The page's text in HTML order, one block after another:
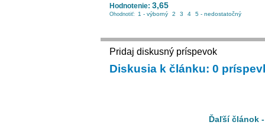
Hodnotenie: 3,65
Ohodnotiť: 1 - výborný 2 3 4 5 - nedostatočný
Pridaj diskusný príspevok
Diskusia k článku: 0
Ďaľší článok